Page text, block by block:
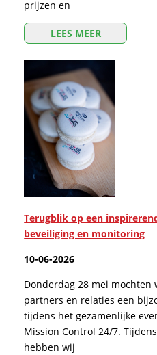
prijzen en
LEES MEER
Terugblik op een
beveiliging en monitoring
10-06-2026
Donderdag 28 mei mochten
partners en relaties een
tijdens het gezamenlijke
Mission Control 24/7.
hebben wij